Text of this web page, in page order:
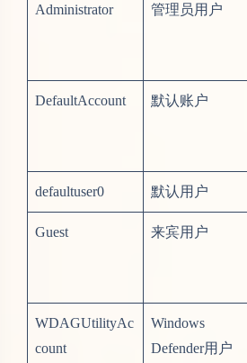
Administrator 管理员用户
DefaultAccount 默认账户
defaultuser0 默认用户
Guest 来宾用户
WDAGUtilityAc
count
Windows
Defender用户